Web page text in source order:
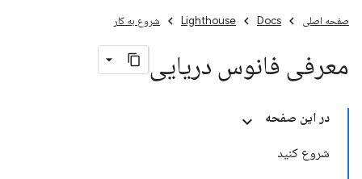
صفحه اصلی Docs
Lighthouse شروع به کار
معرفی فانوس دریایی
در این صفحه
شروع کنید